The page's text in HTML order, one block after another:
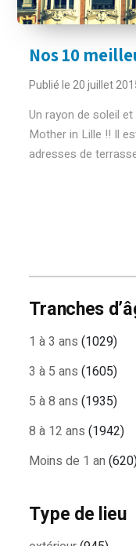
Nos 10
Publié le 20 juillet
Un rayon de soleil
Mother in Lille !! Il
adresses de
Tranches
1 à 3 ans (1029)
3 à 5 ans (1605)
5 à 8 ans (1935)
8 à 12 ans (1942)
Moins de 1 an
Type de lieu